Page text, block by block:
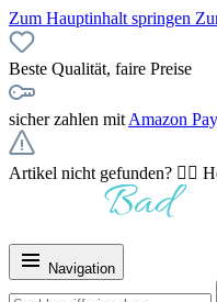
Zum Hauptinhalt springen
Beste Qualität, faire Preise
sicher zahlen mit Amazon
Artikel nicht gefunden? 👉🏻
Navigation